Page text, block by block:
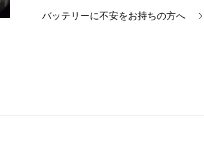
バッテリーに不安をお持ちの方へ